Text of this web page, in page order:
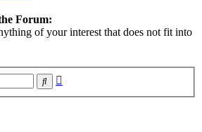
Forum:
of your interest that does not fit into
Search